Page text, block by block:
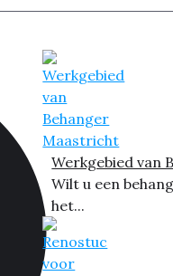
Werkgebied van
Wilt u een
het...